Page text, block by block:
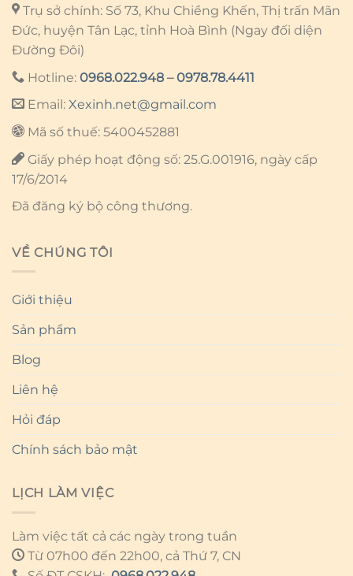
Trụ sở chính: Số 73, Khu Chiềng Khến, Thị trấn Mãn
Đức, huyện Tân Lạc, tỉnh Hoà Bình (Ngay đối diện
Đường Đôi)
Hotline: 0968.022.948 –0978.78.4411
Email: Xexinh.net@gmail.com
Mã số thuế: 5400452881
Giấy phép hoạt động số: 25.G.001916, ngày cấp
17/6/2014
Đã đăng ký bộ công thương.
VỀ CHÚNG TÔI
Giới thiệu
Sản phẩm
Blog
Liên hệ
Hỏi đáp
Chính sách bảo mật
LỊCH LÀM VIỆC
Làm việc tất cả các ngày trong tuần
Từ 07h00 đến 22h00, cả Thứ 7, CN